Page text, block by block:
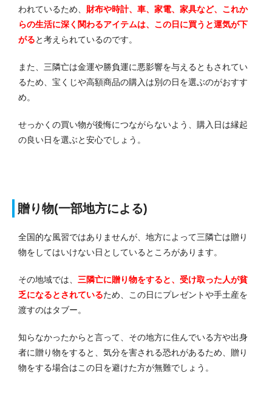
われているため、 財布や時計、車、家電、家具など、これか
らの生活に深く関わるアイテムは、この日に買うと運気が下
がると考えられているのです。
また、三隣亡は金運や勝負運に悪影響を与えるともされてい
るため、宝くじや高額商品の購入は別の日を選ぶのがおすす
め。
せっかくの買い物が後悔につながらないよう、購入日は縁起
の良い日を選ぶと安心でしょう。
贈り物(一部地方による)
全国的な風習ではありませんが、地方によって三隣亡は贈り
物をしてはいけない日としているところがあります。
その地域では、 三隣亡に贈り物をすると、受け取った人が貧
乏になるとされているため、この日にプレゼントや手土産を
渡すのはタブー。
知らなかったからと言って、その地方に住んでいる方や出身
者に贈り物をすると、気分を害される恐れがあるため、贈り
物をする場合はこの日を避けた方が無難でしょう。